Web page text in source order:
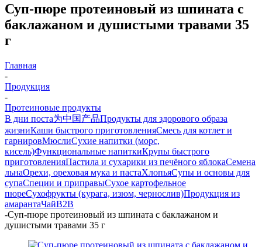
Суп-пюре протеиновый из шпината с
баклажаном и душистыми травами 35
г
Главная
-
Продукция
-
Протеиновые продукты
В дни поста为中国产品Продукты для здорового образа
жизниКаши быстрого приготовленияСмесь для котлет и
гарнировМюслиСухие напитки (морс,
кисель)Функциональные напиткиКрупы быстрого
приготовленияПастила и сухарики из печёного яблокаСемена
льнаОрехи, ореховая мука и пастаХлопьяСупы и основы для
супаСпеции и приправыСухое картофельное
пюреСухофрукты (курага, изюм, чернослив)Продукция из
амарантаЧайB2B
-Суп-пюре протеиновый из шпината с баклажаном и
душистыми травами 35 г